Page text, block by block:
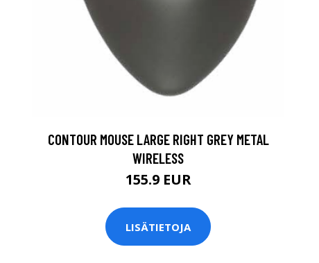
CONTOUR MOUSE LARGE RIGHT GREY METAL
WIRELESS
155.9 EUR
LISÄTIETOJA